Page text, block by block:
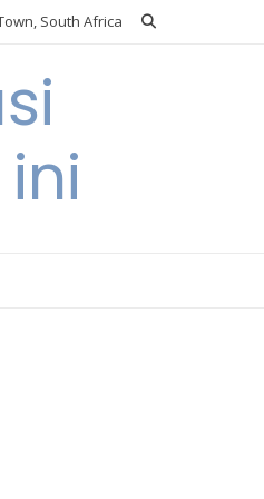
South Africa